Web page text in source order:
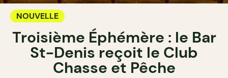
NOUVELLE
Troisième Éphémère : le Bar
St-Denis reçoit le Club
Chasse et Pêche